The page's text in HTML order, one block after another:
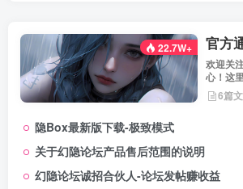
22.7W+ 官方
欢迎关
心！这
告、活
提醒及
们坚
坛获得
验！立
息！
6篇
隐Box最新版下载-极致模式
关于幻隐论坛产品售后范围的说明
幻隐论坛诚招合伙人-论坛发帖赚收益